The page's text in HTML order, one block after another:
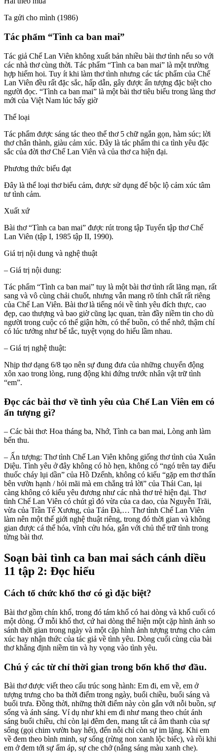
Ta gửi cho mình (1986)
Tác phẩm “Tình ca ban mai”
Tác giả Chế Lan Viên không xuất bản nhiều bài thơ tình nếu so với
các nhà thơ cùng thời. Tác phẩm “Tình ca ban mai” là một trường
hợp hiếm hoi. Tuy ít khi làm thơ tình nhưng các tác phẩm của Chế
Lan Viên đều rất đặc sắc, hấp dẫn, gây được ấn tượng đặc biệt cho
người đọc. “Tình ca ban mai” là một bài thơ tiêu biểu trong làng thơ
mới của Việt Nam lúc bấy giờ
Thể loại
Tác phẩm được sáng tác theo thể thơ 5 chữ ngắn gọn, hàm súc; lời
thơ chân thành, giàu cảm xúc. Đây là tác phẩm thi ca tình yêu đặc
sắc của đời thơ Chế Lan Viên và của thơ ca hiện đại.
Phương thức biểu đạt
Đây là thể loại thơ biểu cảm, được sử dụng để bộc lộ cảm xúc tâm
tư tình cảm.
Xuất xứ
Bài thơ “Tình ca ban mai” được rút trong tập Tuyển tập thơ Chế
Lan Viên (tập I, 1985 tập II, 1990).
Giá trị nội dung và nghệ thuật
– Giá trị nội dung:
Tác phẩm “Tình ca ban mai” tuy là một bài thơ tình rất lãng mạn, rất
sang và vô cùng chải chuốt, nhưng vẫn mang rõ tính chất rất riêng
của Chế Lan Viên. Bài thơ là tiếng nói về tình yêu đích thực, cao
đẹp, cao thượng và bao giờ cũng lạc quan, tràn đầy niềm tin cho dù
người trong cuộc có thể giận hờn, có thể buồn, có thể nhớ, thậm chí
có lúc tưởng như bế tắc, tuyệt vọng do hiểu lầm nhau.
– Giá trị nghệ thuật:
Nhịp thơ dạng 6/8 tạo nên sự đung đưa của những chuyển động
xôn xao trong lòng, rung động khi đứng trước nhân vật trữ tình
“em”.
Đọc các bài thơ về tình yêu của Chế Lan Viên em có
ấn tượng gì?
– Các bài thơ: Hoa tháng ba, Nhớ, Tình ca ban mai, Lòng anh làm
bến thu.
– Ấn tượng: Thơ tình Chế Lan Viên không giống thơ tình của Xuân
Diệu. Tình yêu ở đây không có hò hẹn, không có “ngó trên tay điếu
thuốc cháy lụi dần” của Hồ Dzếnh, không có kiểu “gặp em thơ thẩn
bên vườn hạnh / hỏi mãi mà em chẳng trả lời” của Thái Can, lại
càng không có kiểu yêu đương như các nhà thơ trẻ hiện đại. Thơ
tình Chế Lan Viên có chút gì đó vừa của ca dao, của Nguyễn Trãi,
vừa của Trần Tế Xương, của Tản Đà,… Thơ tình Chế Lan Viên
làm nên một thế giới nghệ thuật riêng, trong đó thời gian và không
gian được cá thể hóa, vĩnh cửu hóa, gắn với chủ thể trữ tình trong
từng bài thơ.
Soạn bài tình ca ban mai sách cánh diều
11 tập 2: Đọc hiểu
Cách tổ chức khổ thơ có gì đặc biệt?
Bài thơ gồm chín khổ, trong đó tám khổ có hai dòng và khổ cuối có
một dòng. Ở mỗi khổ thơ, cứ hai dòng thể hiện một cặp hình ảnh so
sánh thời gian trong ngày và một cặp hình ảnh tượng trưng cho cảm
xúc hay nhận thức của tác giả về tình yêu. Dòng cuối cùng của bài
thơ khẳng định niềm tin và hy vọng vào tình yêu.
Chú ý các từ chỉ thời gian trong bốn khổ thơ đầu.
Bài thơ được viết theo cấu trúc song hành: Em đi, em về, em ở
tượng trưng cho ba thời điểm trong ngày, buổi chiều, buổi sáng và
buổi trưa. Đồng thời, những thời điểm này còn gắn với nỗi buồn, sự
sống và ánh sáng. Ví dụ như khi em đi như mang theo chút ánh
sáng buổi chiều, chỉ còn lại đêm đen, mang tất cả âm thanh của sự
sống (gọi chim vườn bay hết), đến nỗi chỉ còn sự im lặng. Khi em
về đem theo bình minh, sự sống (rừng non xanh lộc biếc), và rồi khi
em ở đem tới sự ấm áp, sự che chở (nắng sáng màu xanh che).